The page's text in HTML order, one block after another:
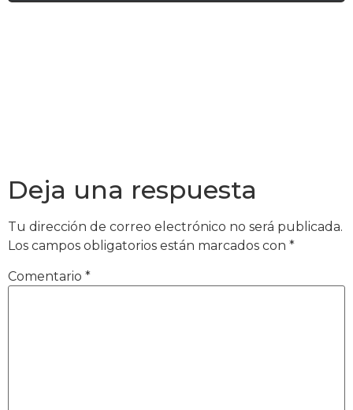
Deja una respuesta
Tu dirección de correo electrónico no será publicada.
Los campos obligatorios están marcados con *
Comentario *